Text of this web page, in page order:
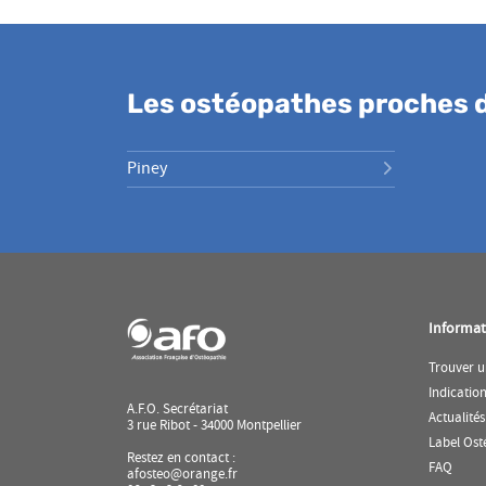
Les ostéopathes proches
Piney
A.F.O. Secrétariat
3 rue Ribot - 34000 Montpellier
Restez en contact :
afosteo@orange.fr
Trouver
Actualités
Label
FAQ(ouvre
dans